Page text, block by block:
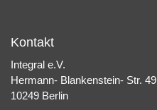
Kontakt
Integral e.V.
Hermann- Blankenstein- Str. 49
10249 Berlin